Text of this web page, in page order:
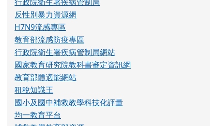
課文本位的閱讀理解教學網
全民防衛動員站
課文本位的閱讀理解教學
行政院衛生署疾病管制局
反性別暴力資源網
H7N9流感專區
教育部流感防疫專區
行政院衛生署疾病管制局網站
國家教育研究院教科書審定資訊網
教育部體適能網站